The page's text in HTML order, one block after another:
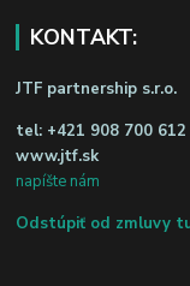
KONTAKT:
JTF partnership s.r.o.
tel: +421 908 700 612
www.jtf.sk
napíšte nám
Odstúpiť od zmluvy